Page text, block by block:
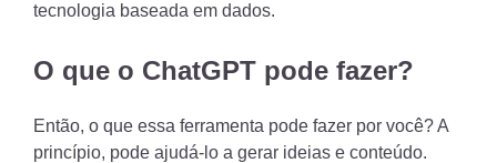
tecnologia baseada em dados.
O que o ChatGPT pode fazer?
Então, o que essa ferramenta pode fazer por você? A
princípio, pode ajudá-lo a gerar ideias e conteúdo.